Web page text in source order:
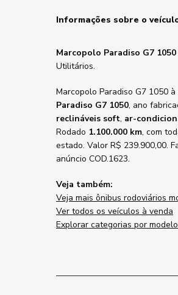
Informações sobre o
Marcopolo Paradiso G7
Utilitários.
Marcopolo Paradiso G7 1050
Paradiso G7 1050, ano
reclináveis soft, ar-
Rodado 1.100.000 km, com
estado. Valor R$ 239.900,00.
anúncio COD.1623.
Veja também:
Veja mais ônibus rodoviários
Ver todos os veículos à venda
Explorar categorias por